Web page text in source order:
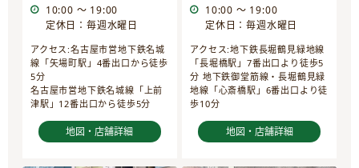
10:00 ～ 19:00
定休日：毎週水曜日
アクセス:名古屋市営地下鉄名城
線「矢場町駅」4番出口から徒歩
5分
名古屋市営地下鉄名城線「上前
津駅」12番出口から徒歩5分
地図・店舗詳細
10:00 ～ 19:00
定休日：毎週水曜日
アクセス:地下鉄長堀鶴見緑地線
「長堀橋駅」7番出口より徒歩5
分 地下鉄御堂筋線・長堀鶴見緑
地線「心斎橋駅」6番出口より徒
歩10分
地図・店舗詳細